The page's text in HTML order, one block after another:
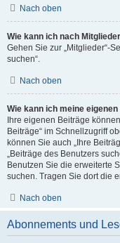
Nach oben
Wie kann ich nach
Gehen Sie zur „Mitglieder“-
suchen“.
Nach oben
Wie kann ich meine
Ihre eigenen Beiträge
Beiträge“ im Schnellzugriff
können Sie auch „Ihre
„Beiträge des Benutzers
Benutzen Sie die erweiterte
suchen. Tragen Sie dort die
Nach oben
Abonnements und